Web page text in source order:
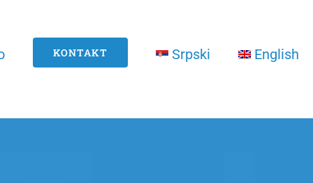
KONTAKT Srpski English